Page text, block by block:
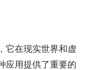
它在现实世界和虚
应用提供了重要的